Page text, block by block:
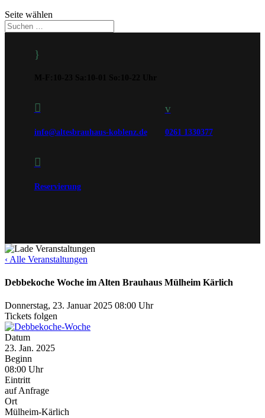
Seite wählen
}

info@altesbrauhaus-koblenz.de
v
0261 1330377

Reservierung
‹ Alle Veranstaltungen
Debbekoche Woche im Alten Brauhaus Mülheim Kärlich
Donnerstag, 23. Januar 2025 08:00 Uhr
Tickets folgen
Datum
23. Jan. 2025
Beginn
08:00 Uhr
Eintritt
auf Anfrage
Ort
Mülheim-Kärlich